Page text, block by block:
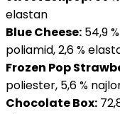
elastan
Blue Cheese: 54,9
poliamid, 2,6 %
Frozen Pop
poliester, 5,6 %
Chocolate Box: